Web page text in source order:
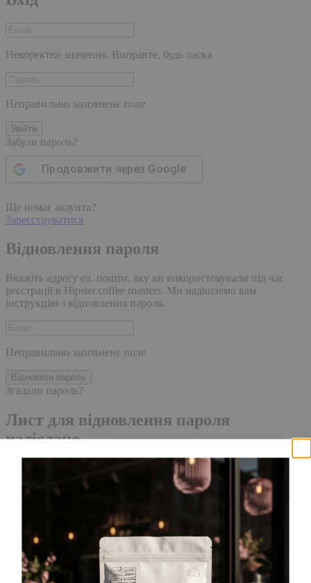
Некоректне значення. Виправте, будь ласка
Неправильно заповнене поле
Увійти
Забули пароль?
Продовжити через Google
Ще немає акаунта?
Зареєструватися
Відновлення пароля
Вкажіть адресу ел. пошти, яку ви використовували під час
реєстрації в Hipster.coffee roasters. Ми надішлемо вам
інструкцію з відновлення пароля.
Неправильно заповнене поле
Відновити пароль
Згадали пароль?
Лист для відновлення пароля
надіслано.
Лист із посиланням для скидання пароля було надіслано на
адресу електронної пошти, прив'язану до вашого облікового
запису, доставка повідомлення може зайняти кілька хвилин.
Будь ласка, зачекайте щонайменше 10 хвилин, перш ніж
ініціювати ще один запит.
Акаунт створено
Для завершення реєстрації, перейдіть за посиланням у листі,